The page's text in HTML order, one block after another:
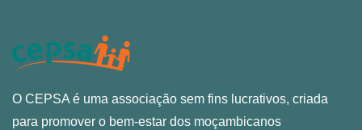
O CEPSA é uma associação sem fins lucrativos, criada
para promover o bem-estar dos moçambicanos